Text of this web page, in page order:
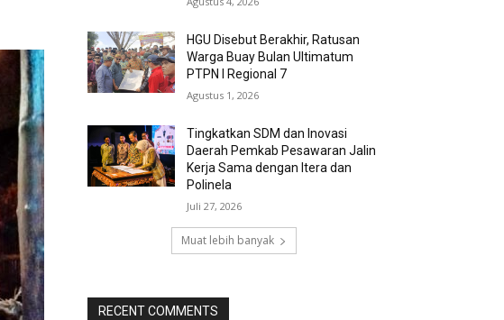
HGU Disebut Berakhir, Ratusan
Warga Buay Bulan Ultimatum
PTPN I Regional 7
Agustus 1, 2026
Tingkatkan SDM dan Inovasi
Daerah Pemkab Pesawaran Jalin
Kerja Sama dengan Itera dan
Polinela
Juli 27, 2026
Muat lebih banyak
RECENT COMMENTS